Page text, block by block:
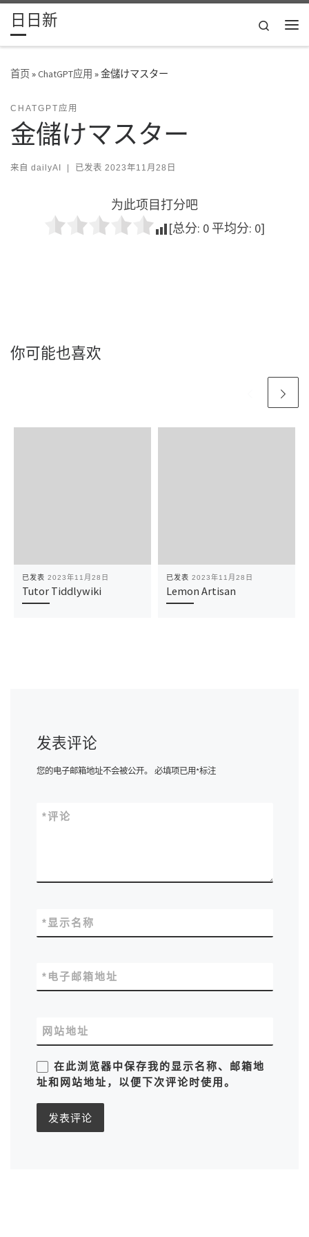
Skip to content
日日新
Search
首页»ChatGPT应用 »金儲けマスター
CHATGPT应用
金儲けマスター
来自 dailyAI | 已发表 2023年11月28日
为此项目打分吧
[总分: 0 平均分: 0]
你可能也喜欢
已发表 2023年11月28日
Tutor Tiddlywiki
已发表 2023年11月28日
Lemon Artisan
发表评论
您的电子邮箱地址不会被公开。 必填项已用*标注
评论
*
显示名称
*
电子邮箱地址
*
网站地址
在此浏览器中保存我的显示名称、邮箱地
址和网站地址，以便下次评论时使用。